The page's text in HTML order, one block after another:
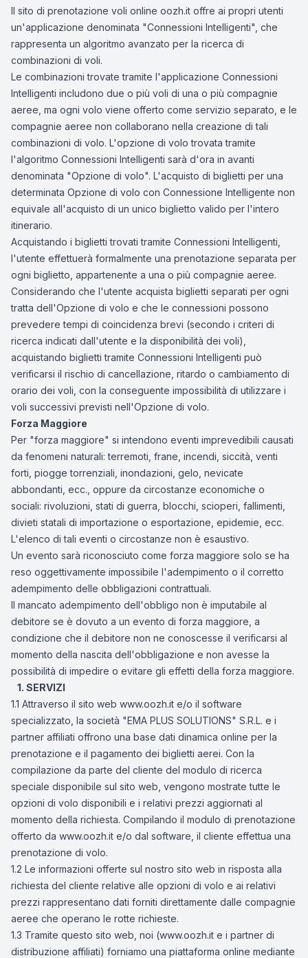
Il sito di prenotazione voli online oozh.it offre ai propri utenti
un'applicazione denominata "Connessioni Intelligenti", che
rappresenta un algoritmo avanzato per la ricerca di
combinazioni di voli.
Le combinazioni trovate tramite l'applicazione Connessioni
Intelligenti includono due o più voli di una o più compagnie
aeree, ma ogni volo viene offerto come servizio separato, e le
compagnie aeree non collaborano nella creazione di tali
combinazioni di volo. L'opzione di volo trovata tramite
l'algoritmo Connessioni Intelligenti sarà d'ora in avanti
denominata "Opzione di volo". L'acquisto di biglietti per una
determinata Opzione di volo con Connessione Intelligente non
equivale all'acquisto di un unico biglietto valido per l'intero
itinerario.
Acquistando i biglietti trovati tramite Connessioni Intelligenti,
l'utente effettuerà formalmente una prenotazione separata per
ogni biglietto, appartenente a una o più compagnie aeree.
Considerando che l'utente acquista biglietti separati per ogni
tratta dell'Opzione di volo e che le connessioni possono
prevedere tempi di coincidenza brevi (secondo i criteri di
ricerca indicati dall'utente e la disponibilità dei voli),
acquistando biglietti tramite Connessioni Intelligenti può
verificarsi il rischio di cancellazione, ritardo o cambiamento di
orario dei voli, con la conseguente impossibilità di utilizzare i
voli successivi previsti nell'Opzione di volo.
Forza Maggiore
Per "forza maggiore" si intendono eventi imprevedibili causati
da fenomeni naturali: terremoti, frane, incendi, siccità, venti
forti, piogge torrenziali, inondazioni, gelo, nevicate
abbondanti, ecc., oppure da circostanze economiche o
sociali: rivoluzioni, stati di guerra, blocchi, scioperi, fallimenti,
divieti statali di importazione o esportazione, epidemie, ecc.
L'elenco di tali eventi o circostanze non è esaustivo.
Un evento sarà riconosciuto come forza maggiore solo se ha
reso oggettivamente impossibile l'adempimento o il corretto
adempimento delle obbligazioni contrattuali.
Il mancato adempimento dell'obbligo non è imputabile al
debitore se è dovuto a un evento di forza maggiore, a
condizione che il debitore non ne conoscesse il verificarsi al
momento della nascita dell'obbligazione e non avesse la
possibilità di impedire o evitare gli effetti della forza maggiore.
1. SERVIZI
1.1 Attraverso il sito web www.oozh.it e/o il software
specializzato, la società "EMA PLUS SOLUTIONS" S.R.L. e i
partner affiliati offrono una base dati dinamica online per la
prenotazione e il pagamento dei biglietti aerei. Con la
compilazione da parte del cliente del modulo di ricerca
speciale disponibile sul sito web, vengono mostrate tutte le
opzioni di volo disponibili e i relativi prezzi aggiornati al
momento della richiesta. Compilando il modulo di prenotazione
offerto da www.oozh.it e/o dal software, il cliente effettua una
prenotazione di volo.
1.2 Le informazioni offerte sul nostro sito web in risposta alla
richiesta del cliente relative alle opzioni di volo e ai relativi
prezzi rappresentano dati forniti direttamente dalle compagnie
aeree che operano le rotte richieste.
1.3 Tramite questo sito web, noi (www.oozh.it e i partner di
distribuzione affiliati) forniamo una piattaforma online mediante